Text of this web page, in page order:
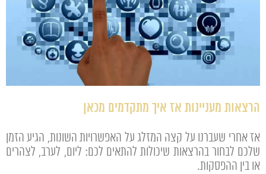
הרצאות מעניינות אז איך מתקדמים מכאן
אז אחרי שעברנו על קצה המזלג על האפשרויות השונות, הגיע הזמן
שלכם לבחור בהרצאות שיכולות להתאים לכם: ליום, לערב, לצהרים
או בין ההפסקות.